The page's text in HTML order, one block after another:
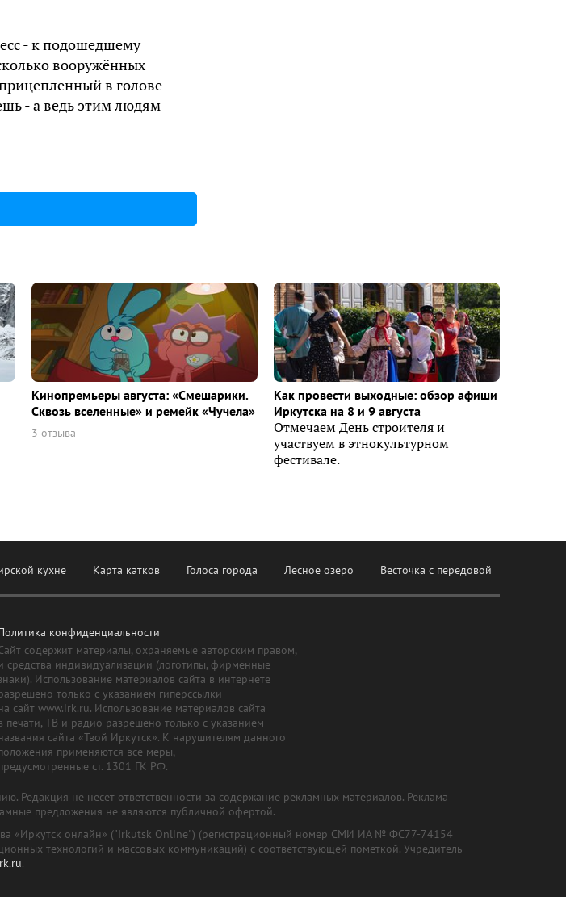
- к подошедшему
вооружённых
в голове
- а ведь этим людям
Кинопремьеры августа: «Смешарики.
Сквозь вселенные» и ремейк «Чучела»
3 отзыва
Как провести выходные: обзор афиши
Иркутска на 8 и 9 августа
Отмечаем День строителя и
участвуем в этнокультурном
фестивале.
кухне Карта катков Голоса города Лесное озеро Весточка с передовой
конфиденциальности
содержит материалы, охраняемые авторским правом,
средства индивидуализации (логотипы, фирменные
Использование материалов сайта в интернете
только с указанием гиперссылки
сайт www.irk.ru. Использование материалов сайта
печати, ТВ и радио разрешено только с указанием
сайта «Твой Иркутск». К нарушителям данного
применяются все меры,
ст. 1301 ГК РФ.
Редакция не несет ответственности за содержание рекламных материалов. Реклама
предложения не являются публичной офертой.
«Иркутск онлайн» ("Irkutsk Online") (регистрационный номер СМИ ИА № ФС77-74154
технологий и массовых коммуникаций) с соответствующей пометкой. Учредитель —
.